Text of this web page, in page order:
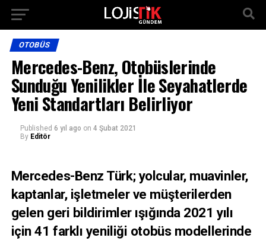
OTOBÜS
Mercedes-Benz, Otobüslerinde
Sunduğu Yenilikler İle Seyahatlerde
Yeni Standartları Belirliyor
Published 6 yıl ago on 4 Şubat 2021
By Editör
Mercedes-Benz Türk; yolcular, muavinler,
kaptanlar, işletmeler ve müşterilerden
gelen geri bildirimler ışığında 2021 yılı
için 41 farklı yeniliği otobüs modellerinde